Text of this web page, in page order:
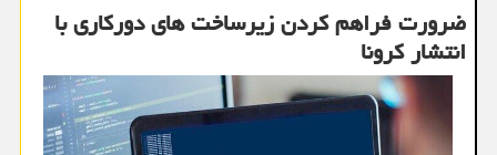
ضرورت فراهم كردن زیرساخت های دوركاری با
انتشار كرونا